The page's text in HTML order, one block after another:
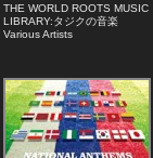
THE WORLD ROOTS MUSIC
LIBRARY:タジクの音楽
Various Artists